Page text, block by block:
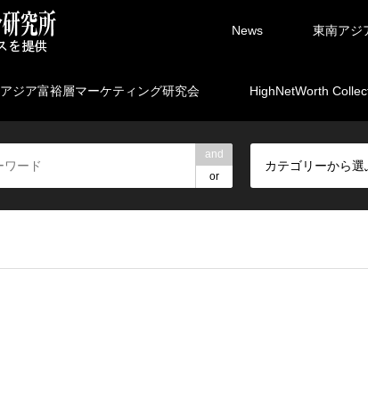
News 東南アジ
アジア富裕層マーケティング研究会 HighNetWorth
and
or
カテゴリーから選